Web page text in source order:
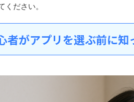
ください。
者がアプリを選ぶ前に知